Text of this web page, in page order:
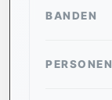
BANDEN
PERSONEN